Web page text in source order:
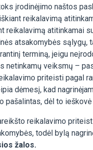
įrodinėjimo naštos
reikalavimą
reikalavimą atitinkamai
atsakomybės sąlygų,
terminą, jeigu
netinkamų veiksmų –
priteisti pagal
dėmesį, kad
pašalintas, dėl to
reikalavimo
todėl bylą
žalos.